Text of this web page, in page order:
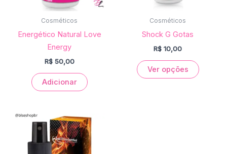
Cosméticos
Energético Natural Love
Energy
R$50,00
Adicionar
Cosméticos
Shock G Gotas
R$ 10,00
Ver opções
product